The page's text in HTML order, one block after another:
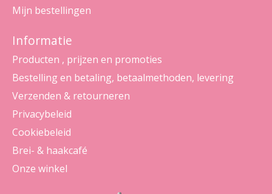
Mijn bestellingen
Informatie
Producten , prijzen en promoties
Bestelling en betaling, betaalmethoden, levering
Verzenden & retourneren
Privacybeleid
Cookiebeleid
Brei- & haakcafé
Onze winkel